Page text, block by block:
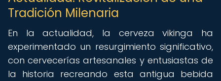
Tradición Milenaria
En la actualidad, la cerveza vikinga ha
experimentado un resurgimiento significativo,
con cervecerías artesanales y entusiastas de
la historia recreando esta antigua bebida